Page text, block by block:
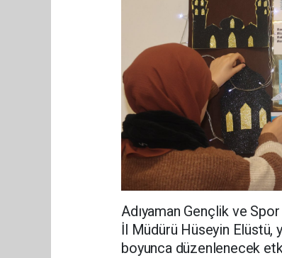
Adıyaman Gençlik ve
İl Müdürü Hüseyin Elüstü,
boyunca düzenlenecek